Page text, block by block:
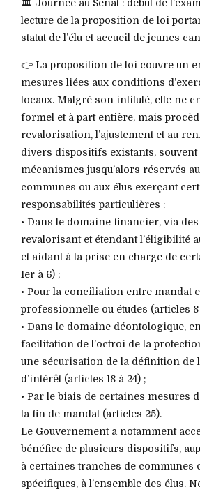
🏛️ Journée au Sénat : début de
lecture de la proposition de loi
statut de l’élu et accueil de jeunes
👉 La proposition de loi couvre un
mesures liées aux conditions
locaux. Malgré son intitulé, elle ne
formel et à part entière, mais
revalorisation, l’ajustement et au
divers dispositifs existants, souvent
mécanismes jusqu’alors réservés
communes ou aux élus exerçant
responsabilités particulières :
• Dans le domaine financier, via
revalorisant et étendant l’éligibilité
et aidant à la prise en charge de
1er à 6) ;
• Pour la conciliation entre mandat
professionnelle ou études (articles 8
• Dans le domaine déontologique,
facilitation de l’octroi de la
une sécurisation de la définition de
d’intérêt (articles 18 à 24) ;
• Par le biais de certaines mesures
la fin de mandat (articles 25).
Le Gouvernement a notamment
bénéfice de plusieurs dispositifs,
à certaines tranches de communes
spécifiques, à l’ensemble des élus.